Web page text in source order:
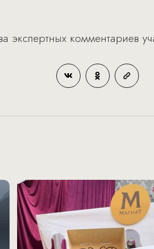
экспертных комментариев